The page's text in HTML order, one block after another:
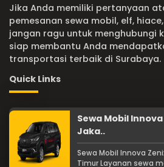
Jika Anda memiliki pertanyaan
pemesanan sewa mobil, elf,
jangan ragu untuk menghubungi
siap membantu Anda
transportasi terbaik di Surabaya.
Quick Links
Sewa Mobil
Jaka..
Sewa Mobil Innova
Timur Layanan sewa